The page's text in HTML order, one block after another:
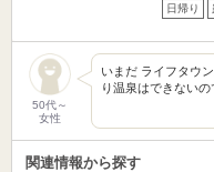
日帰り
50代～
女性
いまだ ライフタウ
り温泉はできないの
関連情報から探す